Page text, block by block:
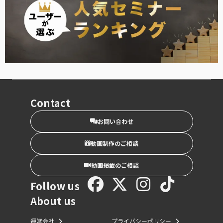
Contact
お問い合わせ
動画制作のご相談
動画掲載のご相談
Follow us
About us
運営会社 プライバシーポリシー